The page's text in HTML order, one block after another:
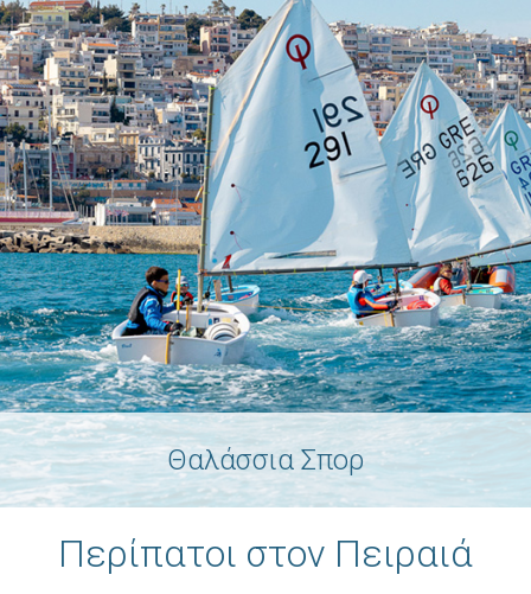
Θαλάσσια Σπορ
Περίπατοι στον Πειραιά